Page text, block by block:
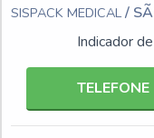
SISPACK MEDICAL /
Indicador
TELEFONE